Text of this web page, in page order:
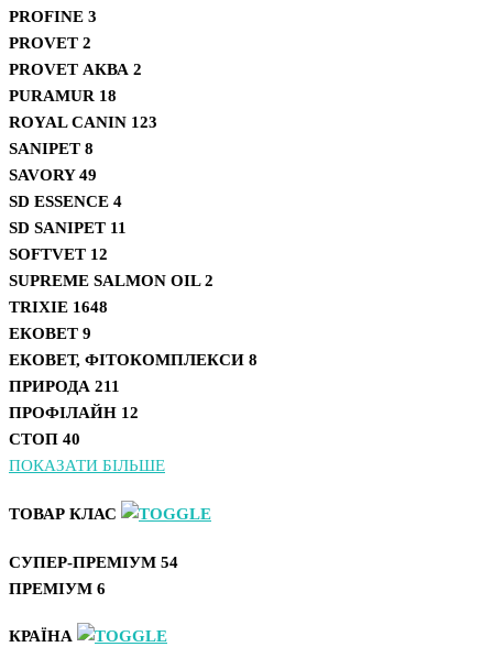
PROFINE 3
PROVET 2
PROVET АКВА 2
PURAMUR 18
ROYAL CANIN 123
SANIPET 8
SAVORY49
SD ESSENCE 4
SD SANIPET 11
SOFTVET 12
SUPREME SALMON OIL2
TRIXIE 1648
ЕКОВЕТ 9
ЕКОВЕТ, ФІТОКОМПЛЕКСИ 8
ПРИРОДА 211
ПРОФІЛАЙН 12
СТОП 40
ПОКАЗАТИ БІЛЬШЕ
ТОВАР КЛАС
СУПЕР-ПРЕМІУМ 54
ПРЕМІУМ 6
КРАЇНА